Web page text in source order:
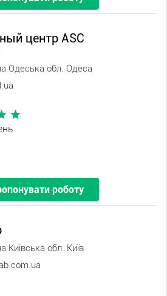
центр ASC
Одеська обл. Одеса
роботу
Київська обл. Київ